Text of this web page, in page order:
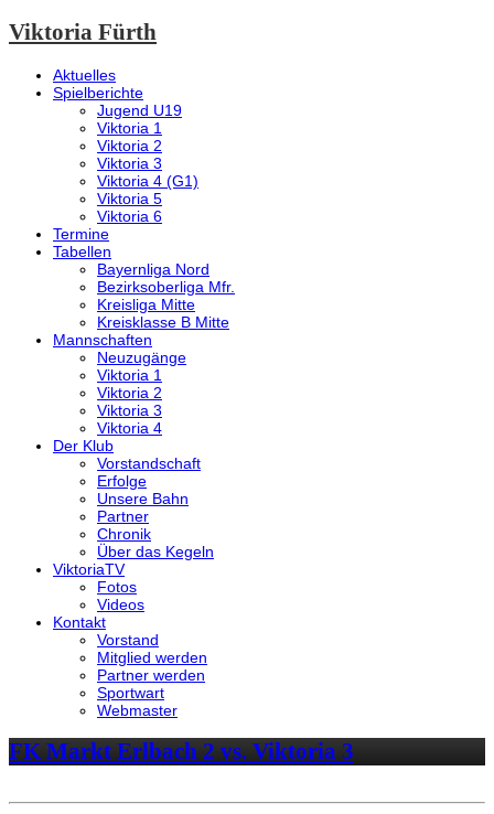
Viktoria Fürth
Aktuelles
Spielberichte
Jugend U19
Viktoria 1
Viktoria 2
Viktoria 3
Viktoria 4 (G1)
Viktoria 5
Viktoria 6
Termine
Tabellen
Bayernliga Nord
Bezirksoberliga Mfr.
Kreisliga Mitte
Kreisklasse B Mitte
Mannschaften
Neuzugänge
Viktoria 1
Viktoria 2
Viktoria 3
Viktoria 4
Der Klub
Vorstandschaft
Erfolge
Unsere Bahn
Partner
Chronik
Über das Kegeln
ViktoriaTV
Fotos
Videos
Kontakt
Vorstand
Mitglied werden
Partner werden
Sportwart
Webmaster
FK Markt Erlbach 2 vs. Viktoria 3